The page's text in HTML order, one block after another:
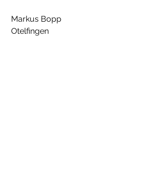
Markus Bopp
Otelfingen